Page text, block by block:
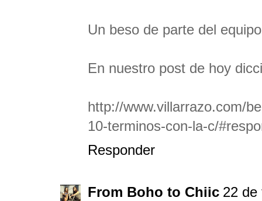
Un beso de parte del
En nuestro post de hoy
http://www.villarrazo.com/
10-terminos-con-la-c/
Responder
From Boho to Chiic 22 de